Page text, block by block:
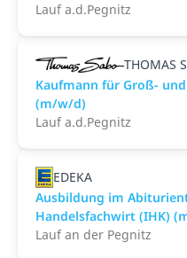
Lauf a.d.Pegnitz
THOMAS
Kaufmann für Groß-
(m/w/d)
Lauf a.d.Pegnitz
EDEKA
Ausbildung im
Handelsfachwirt (IHK)
Lauf an der Pegnitz